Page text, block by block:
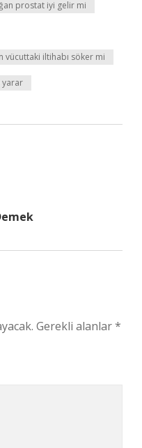
prostat iyi gelir mi
vücuttaki iltihabı söker mi
yarar
Gerekli alanlar*